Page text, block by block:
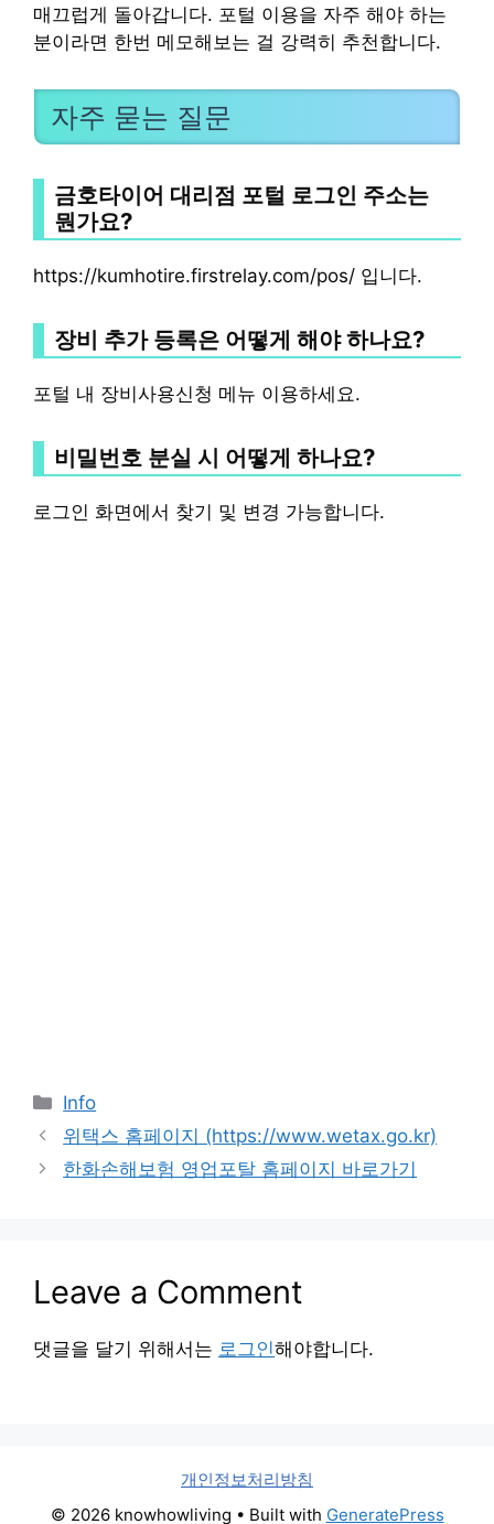
매끄럽게 돌아갑니다. 포털 이용을 자주 해야 하는
분이라면 한번 메모해보는 걸 강력히 추천합니다.
자주 묻는 질문
금호타이어 대리점 포털 로그인 주소는
뭔가요?
https://kumhotire.firstrelay.com/pos/ 입니다.
장비 추가 등록은 어떻게 해야 하나요?
포털 내 장비사용신청 메뉴 이용하세요.
비밀번호 분실 시 어떻게 하나요?
로그인 화면에서 찾기 및 변경 가능합니다.
Categories
Info
위택스 홈페이지 (https://www.wetax.go.kr)
한화손해보험 영업포탈 홈페이지 바로가기
Leave a Comment
댓글을 달기 위해서는 로그인해야합니다.
개인정보처리방침
© 2026 knowhowliving • Built with GeneratePress